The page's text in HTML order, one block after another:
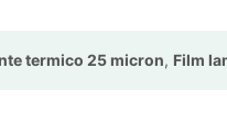
termico 25 micron, Film